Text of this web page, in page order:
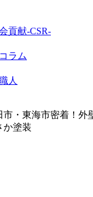
貢献-CSR-
ラム
人
・東海市密着！外
か塗装